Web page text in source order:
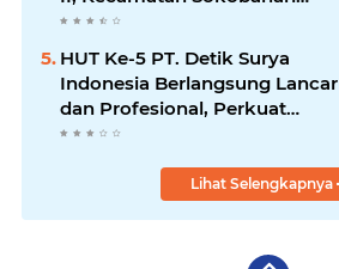
Libatkan 12 Desa
HUT Ke-5 PT. Detik Surya
Indonesia Berlangsung Lancar
dan Profesional, Perkuat
Kompetensi Wartawan
Lihat Selengkapnya